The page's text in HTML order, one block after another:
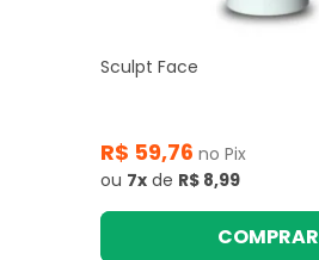
Sculpt Face
R$ 59,76 no Pix
ou 7x de R$ 8,99
COMPRAR